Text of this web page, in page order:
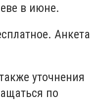
в июне.
Анкета
уточнения
по